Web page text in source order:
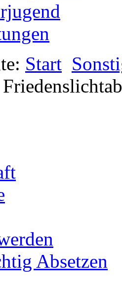
Start
Absetzen